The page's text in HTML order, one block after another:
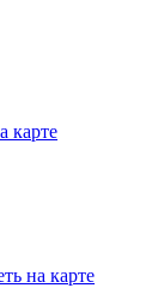
карте
на карте